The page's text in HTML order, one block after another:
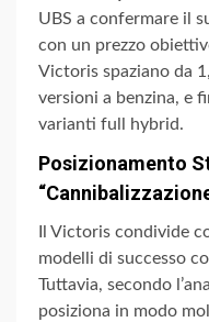
UBS a confermare il
con un prezzo
Victoris spaziano da
versioni a benzina, e
varianti full hybrid.
Posizionamento
Il Victoris condivide
modelli di successo
Tuttavia, secondo
posiziona in modo